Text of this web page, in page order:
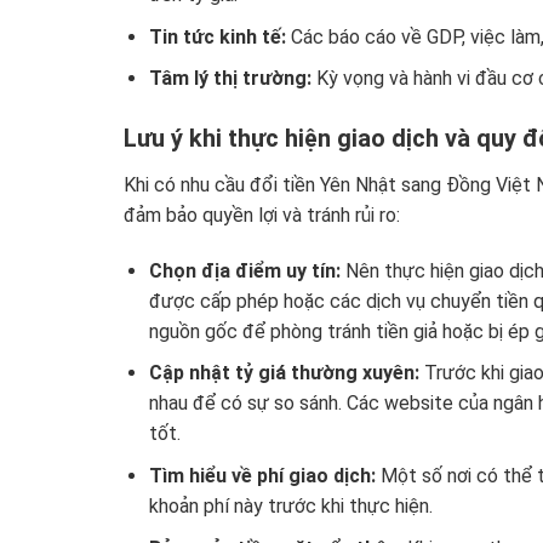
Tin tức kinh tế:Các báo cáo về GDP, việc
Tâm lý thị trường:Kỳ vọng và hành vi đầu cơ
Lưu ý khi thực hiện giao dịch và quy
Khi có nhu cầu đổi tiền Yên Nhật sang Đồng
đảm bảo quyền lợi và tránh rủi ro:
Chọn địa điểm uy tín:Nên thực hiện giao
được cấp phép hoặc các dịch vụ chuyển tiền
nguồn gốc để phòng tránh tiền giả hoặc bị ép
Cập nhật tỷ giá thường xuyên:Trước khi
nhau để có sự so sánh. Các website của
tốt.
Tìm hiểu về phí giao dịch:Một số nơi có thể
khoản phí này trước khi thực hiện.